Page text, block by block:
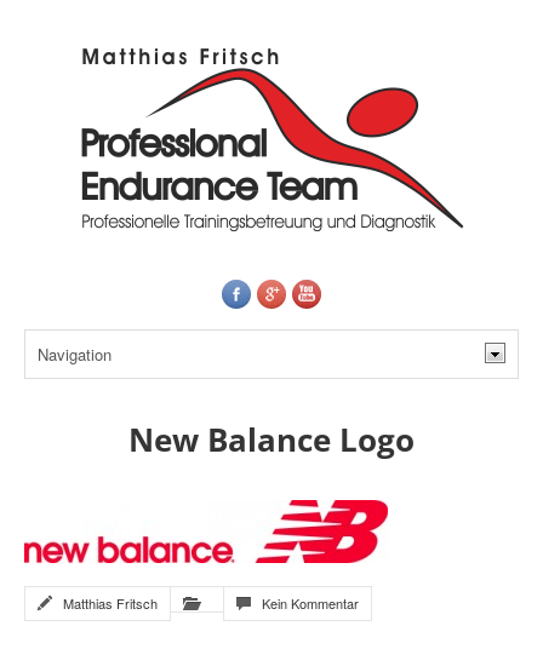
New Balance Logo
Matthias Fritsch Kein Kommentar